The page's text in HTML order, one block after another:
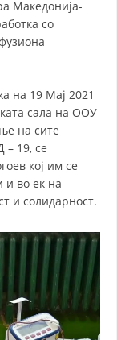
Македонија-
со
на 19 Мај 2021
сала на ООУ
на сите
– 19, се
кој им се
и во ек на
и солидарност.